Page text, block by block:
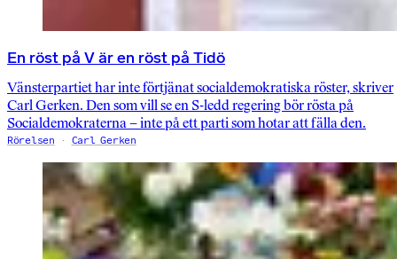
En röst på V är en röst på Tidö
Vänsterpartiet har inte förtjänat socialdemokratiska röster, skriver
Carl Gerken. Den som vill se en S-ledd regering bör rösta på
Socialdemokraterna – inte på ett parti som hotar att fälla den.
Rörelsen Carl Gerken